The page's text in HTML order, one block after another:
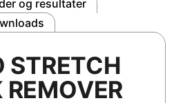
og resultater
STRETCH
REMOVER